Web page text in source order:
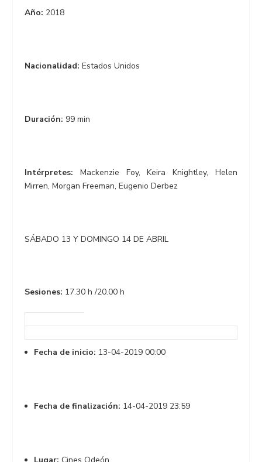
Año: 2018
Nacionalidad:Estados Unidos
Duración: 99 min
Intérpretes:Mackenzie Foy, Keira Knightley, Helen
Mirren, Morgan Freeman, Eugenio Derbez
SÁBADO 13 Y DOMINGO 14 DE ABRIL
Sesiones: 17.30 h /20.00 h
Fecha de inicio: 13-04-2019 00:00
Fecha de finalización: 14-04-2019 23:59